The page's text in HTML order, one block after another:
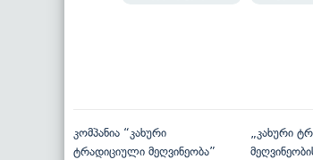
კომპანია “კახური
ტრადიციული მეღვინეობა”
„კახური